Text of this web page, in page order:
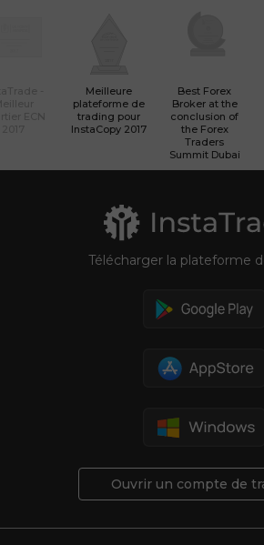
Meilleure
plateforme de
trading pour
InstaCopy 2017
Best Forex
Broker at the
conclusion of
the Forex
Traders
Summit Dubai
Télécharger la plateforme
Ouvrir un compte de